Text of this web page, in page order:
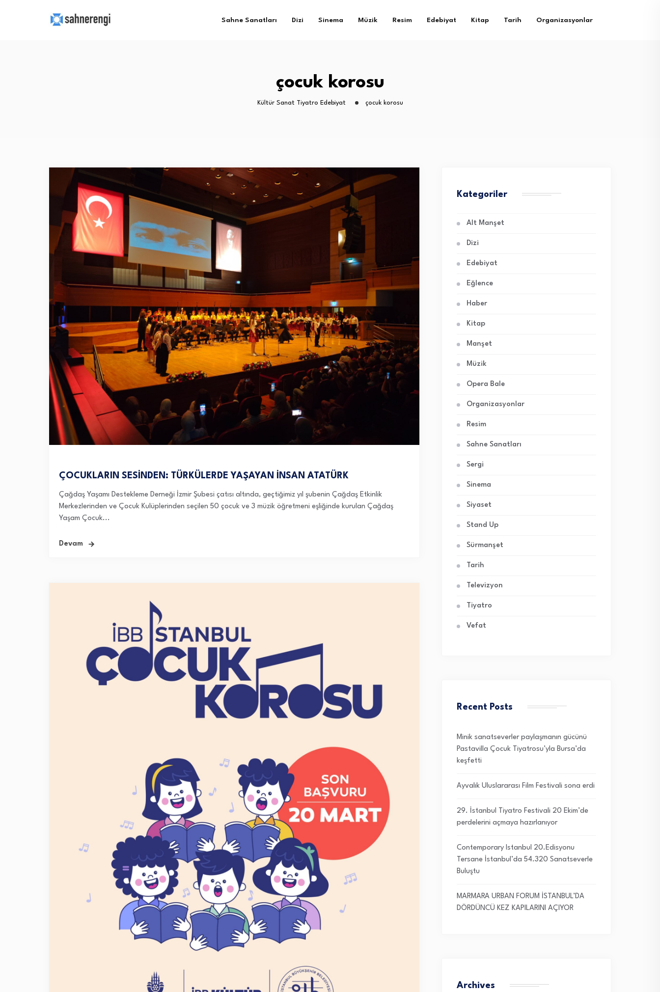
Sahne Sanatları Dizi Sinema Müzik Resim Edebiyat Kitap Tarih Organizasyonlar
çocuk korosu
Kültür Sanat Tiyatro Edebiyat çocuk korosu
ÇOCUKLARIN SESİNDEN: TÜRKÜLERDE YAŞAYAN İNSAN ATATÜRK
Çağdaş Yaşamı Destekleme Derneği İzmir Şubesi çatısı altında, geçtiğimiz yıl şubenin Çağdaş Etkinlik
Merkezlerinden ve Çocuk Kulüplerinden seçilen 50 çocuk ve 3 müzik öğretmeni eşliğinde kurulan Çağdaş
Yaşam Çocuk...
Devam
Kategoriler
Alt Manşet
Dizi
Edebiyat
Eğlence
Haber
Kitap
Manşet
Müzik
Opera Bale
Organizasyonlar
Resim
Sahne Sanatları
Sergi
Sinema
Siyaset
Stand Up
Sürmanşet
Tarih
Televizyon
Tiyatro
Vefat
Recent Posts
Minik sanatseverler paylaşmanın gücünü
Pastavilla Çocuk Tiyatrosu’yla Bursa’da
keşfetti
Ayvalık Uluslararası Film Festivali sona erdi
29. İstanbul Tiyatro Festivali 20 Ekim’de
perdelerini açmaya hazırlanıyor
Contemporary Istanbul 20.Edisyonu
Tersane İstanbul’da 54.320 Sanatseverle
Buluştu
MARMARA URBAN FORUM İSTANBUL’DA
DÖRDÜNCÜ KEZ KAPILARINI AÇIYOR
Archives